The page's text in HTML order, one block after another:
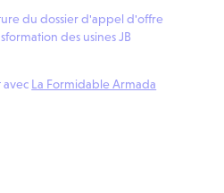
du dossier d'appel d'offre
des usines JB
avec La Formidable Armada